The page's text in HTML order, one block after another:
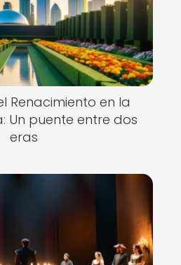
Renacimiento en la
Un puente entre dos
eras